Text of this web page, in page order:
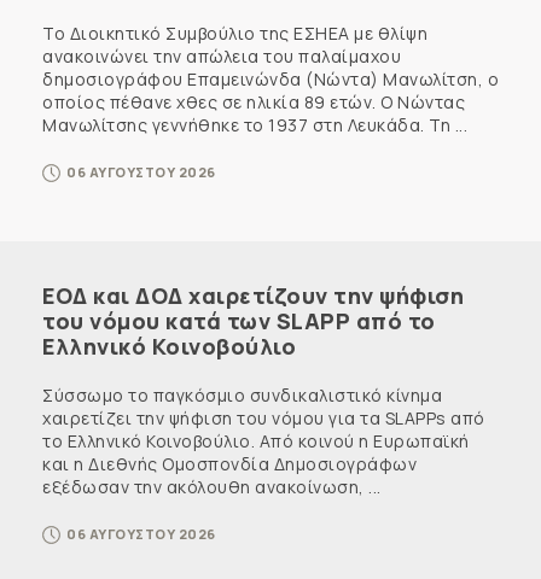
Το Διοικητικό Συμβούλιο της ΕΣΗΕΑ με θλίψη
ανακοινώνει την απώλεια του παλαίμαχου
δημοσιογράφου Επαμεινώνδα (Νώντα) Μανωλίτση, ο
οποίος πέθανε χθες σε ηλικία 89 ετών. Ο Νώντας
Μανωλίτσης γεννήθηκε το 1937 στη Λευκάδα. Τη ...
06 ΑΥΓΟΥΣΤΟΥ 2026
ΕΟΔ και ΔΟΔ χαιρετίζουν την ψήφιση
του νόμου κατά των SLAPP από το
Ελληνικό Κοινοβούλιο
Σύσσωμο το παγκόσμιο συνδικαλιστικό κίνημα
χαιρετίζει την ψήφιση του νόμου για τα SLAPPs από
το Ελληνικό Κοινοβούλιο. Από κοινού η Ευρωπαϊκή
και η Διεθνής Ομοσπονδία Δημοσιογράφων
εξέδωσαν την ακόλουθη ανακοίνωση, ...
06 ΑΥΓΟΥΣΤΟΥ 2026